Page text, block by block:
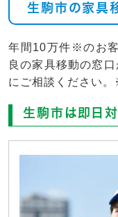
生駒市の家具
年間10万件※のお
良の家具移動の窓
にご相談ください
生駒市は即日